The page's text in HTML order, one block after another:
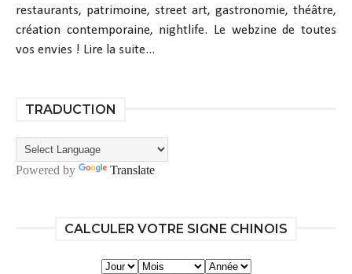
restaurants, patrimoine, street art, gastronomie, théâtre,
création contemporaine, nightlife. Le webzine de toutes
vos envies ! Lire la suite...
TRADUCTION
Powered by Translate
CALCULER VOTRE SIGNE CHINOIS